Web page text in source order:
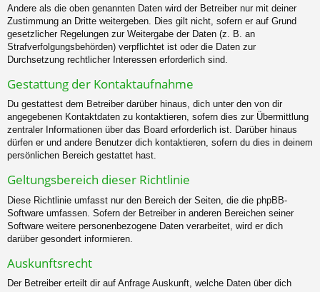
Andere als die oben genannten Daten wird der Betreiber nur mit deiner
Zustimmung an Dritte weitergeben. Dies gilt nicht, sofern er auf Grund
gesetzlicher Regelungen zur Weitergabe der Daten (z. B. an
Strafverfolgungsbehörden) verpflichtet ist oder die Daten zur
Durchsetzung rechtlicher Interessen erforderlich sind.
Gestattung der Kontaktaufnahme
Du gestattest dem Betreiber darüber hinaus, dich unter den von dir
angegebenen Kontaktdaten zu kontaktieren, sofern dies zur Übermittlung
zentraler Informationen über das Board erforderlich ist. Darüber hinaus
dürfen er und andere Benutzer dich kontaktieren, sofern du dies in deinem
persönlichen Bereich gestattet hast.
Geltungsbereich dieser Richtlinie
Diese Richtlinie umfasst nur den Bereich der Seiten, die die phpBB-
Software umfassen. Sofern der Betreiber in anderen Bereichen seiner
Software weitere personenbezogene Daten verarbeitet, wird er dich
darüber gesondert informieren.
Auskunftsrecht
Der Betreiber erteilt dir auf Anfrage Auskunft, welche Daten über dich